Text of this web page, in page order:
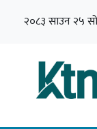
२०८३ साउन २५